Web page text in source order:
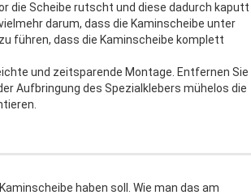
die Scheibe rutscht und diese dadurch kaputt
darum, dass die Kaminscheibe unter
führen, dass die Kaminscheibe komplett
und zeitsparende Montage. Entfernen Sie
Aufbringung des Spezialklebers mühelos die
haben soll. Wie man das am